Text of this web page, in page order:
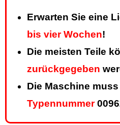
Erwarten Sie eine
bis vier Wochen!
Die meisten Teile
zurückgegeben
Die Maschine
Typennummer